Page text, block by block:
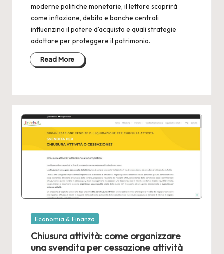
moderne politiche monetarie, il lettore scoprirà
come inflazione, debito e banche centrali
influenzino il potere d'acquisto e quali strategie
adottare per proteggere il patrimonio.
Read More
Posted
Economia & Finanza
Chiusura attività: come organizzare
una svendita per cessazione attività